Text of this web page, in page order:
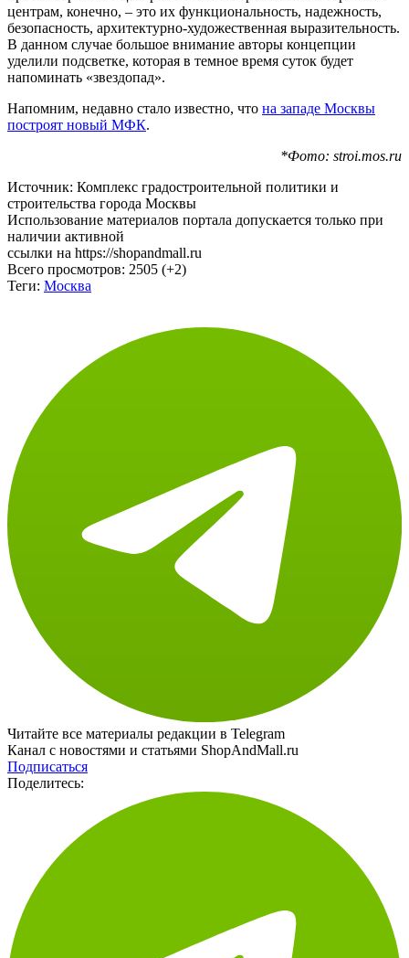
центрам, конечно, – это их функциональность, надежность,
безопасность, архитектурно-художественная выразительность.
В данном случае большое внимание авторы концепции
уделили подсветке, которая в темное время суток будет
напоминать «звездопад».
Напомним, недавно стало известно, что на западе Москвы
построят новый МФК.
*Фото: stroi.mos.ru
Источник: Комплекс градостроительной политики и
строительства города Москвы
Использование материалов портала допускается только при
наличии активной
ссылки на https://shopandmall.ru
Всего просмотров: 2505 (+2)
Теги: Москва
Читайте все материалы редакции в Telegram
Канал с новостями и статьями ShopAndMall.ru
Подписаться
Поделитесь: